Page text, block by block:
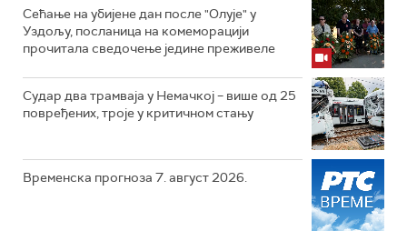
Сећање на убијене дан после "Олује" у
Уздољу, посланица на комеморацији
прочитала сведочење једине преживеле
Судар два трамваја у Немачкој – више од 25
повређених, троје у критичном стању
Временска прогноза 7. август 2026.